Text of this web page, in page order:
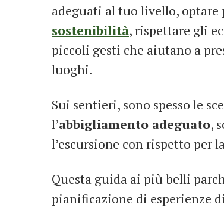
adeguati al tuo livello, optare
sostenibilità, rispettare gli
piccoli gesti che aiutano a
luoghi.
Sui sentieri, sono spesso le
l’abbigliamento adeguato,
l’escursione con rispetto per
Questa guida ai più belli
pianificazione di esperienze